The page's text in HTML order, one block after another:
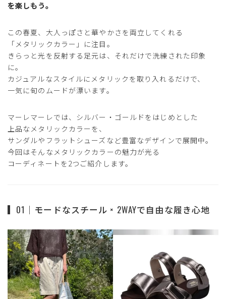
を楽しもう。
この春夏、大人っぽさと華やかさを両立してくれる
「メタリックカラー」に注目。
きらっと光を反射する足元は、それだけで洗練された印象
に。
カジュアルなスタイルにメタリックを取り入れるだけで、
一気に旬のムードが漂います。
マーレマーレでは、シルバー・ゴールドをはじめとした
上品なメタリックカラーを、
サンダルやフラットシューズなど豊富なデザインで展開中。
今回はそんなメタリックカラーの魅力が光る
コーディネートを2つご紹介します。
01｜モードなスチール × 2WAYで自由な履き心地